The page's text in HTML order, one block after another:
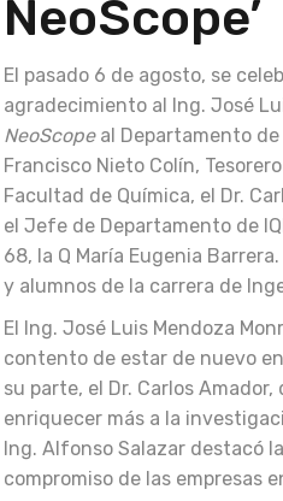
NeoScope’
El pasado 6 de agosto, se
agradecimiento al Ing. José
NeoScopeal Departamento de
Francisco Nieto Colín,
Facultad de Química, el Dr.
el Jefe de Departamento de
68, la Q María Eugenia
y alumnos de la carrera de
El Ing. José Luis Mendoza
contento de estar de nuevo
su parte, el Dr. Carlos
enriquecer más a la
Ing. Alfonso Salazar destacó
compromiso de las empresas